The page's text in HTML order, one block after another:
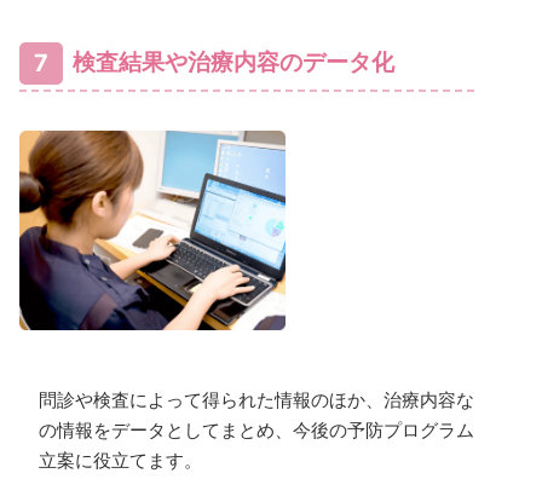
7 検査結果や治療内容のデータ化
問診や検査によって得られた情報のほか、治療内容など
の情報をデータとしてまとめ、今後の予防プログラムの
立案に役立てます。